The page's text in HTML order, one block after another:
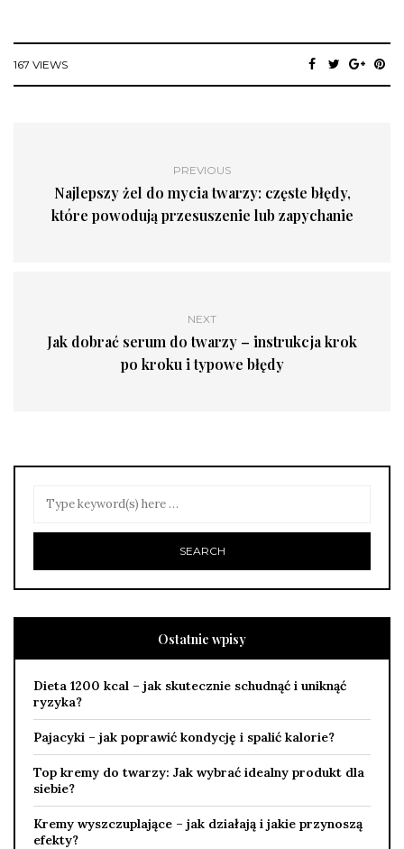
167 VIEWS
PREVIOUS
Najlepszy żel do mycia twarzy: częste błędy,
które powodują przesuszenie lub zapychanie
NEXT
Jak dobrać serum do twarzy – instrukcja krok
po kroku i typowe błędy
Ostatnie wpisy
Dieta 1200 kcal – jak skutecznie schudnąć i uniknąć
ryzyka?
Pajacyki – jak poprawić kondycję i spalić kalorie?
Top kremy do twarzy: Jak wybrać idealny produkt dla
siebie?
Kremy wyszczuplające – jak działają i jakie przynoszą
efekty?